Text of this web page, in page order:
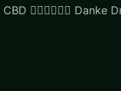
👍🏻👍🏻👍🏻 Danke